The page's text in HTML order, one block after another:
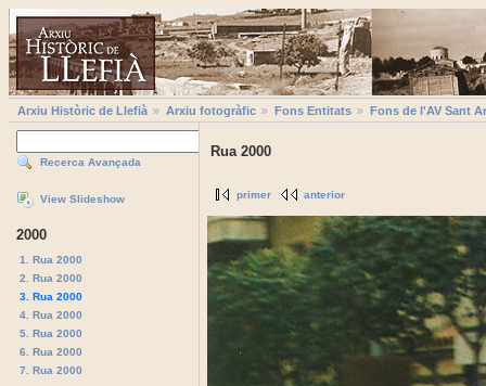
Arxiu Històric de Llefià Arxiu fotogràfic Fons Entitats Fons de l'AV Sant
Recerca Avançada
View Slideshow
2000
1. Rua 2000
2. Rua 2000
3. Rua 2000
4. Rua 2000
5. Rua 2000
6. Rua 2000
7. Rua 2000
Rua 2000
primer anterior